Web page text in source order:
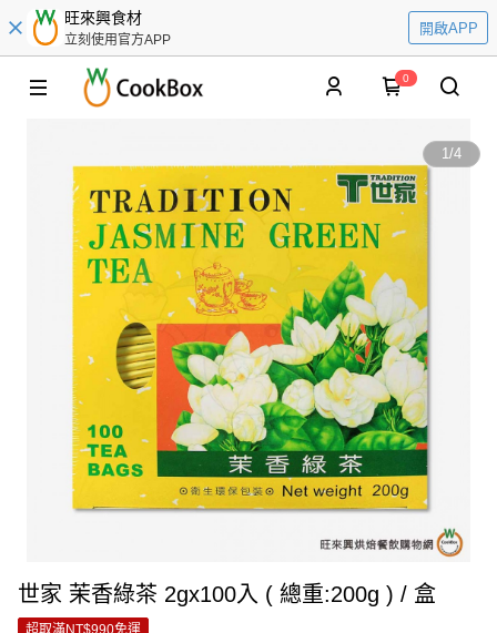
旺來興食材
立刻使用官方APP
開啟APP
0
1/4
世家 茉香綠茶 2gx100入 ( 總重:200g ) / 盒
超取滿NT$990免運